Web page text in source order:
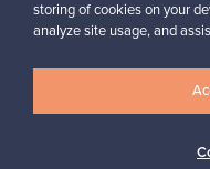
Haluatko
Tilaa
storing of cookies on your
analyze site usage, and